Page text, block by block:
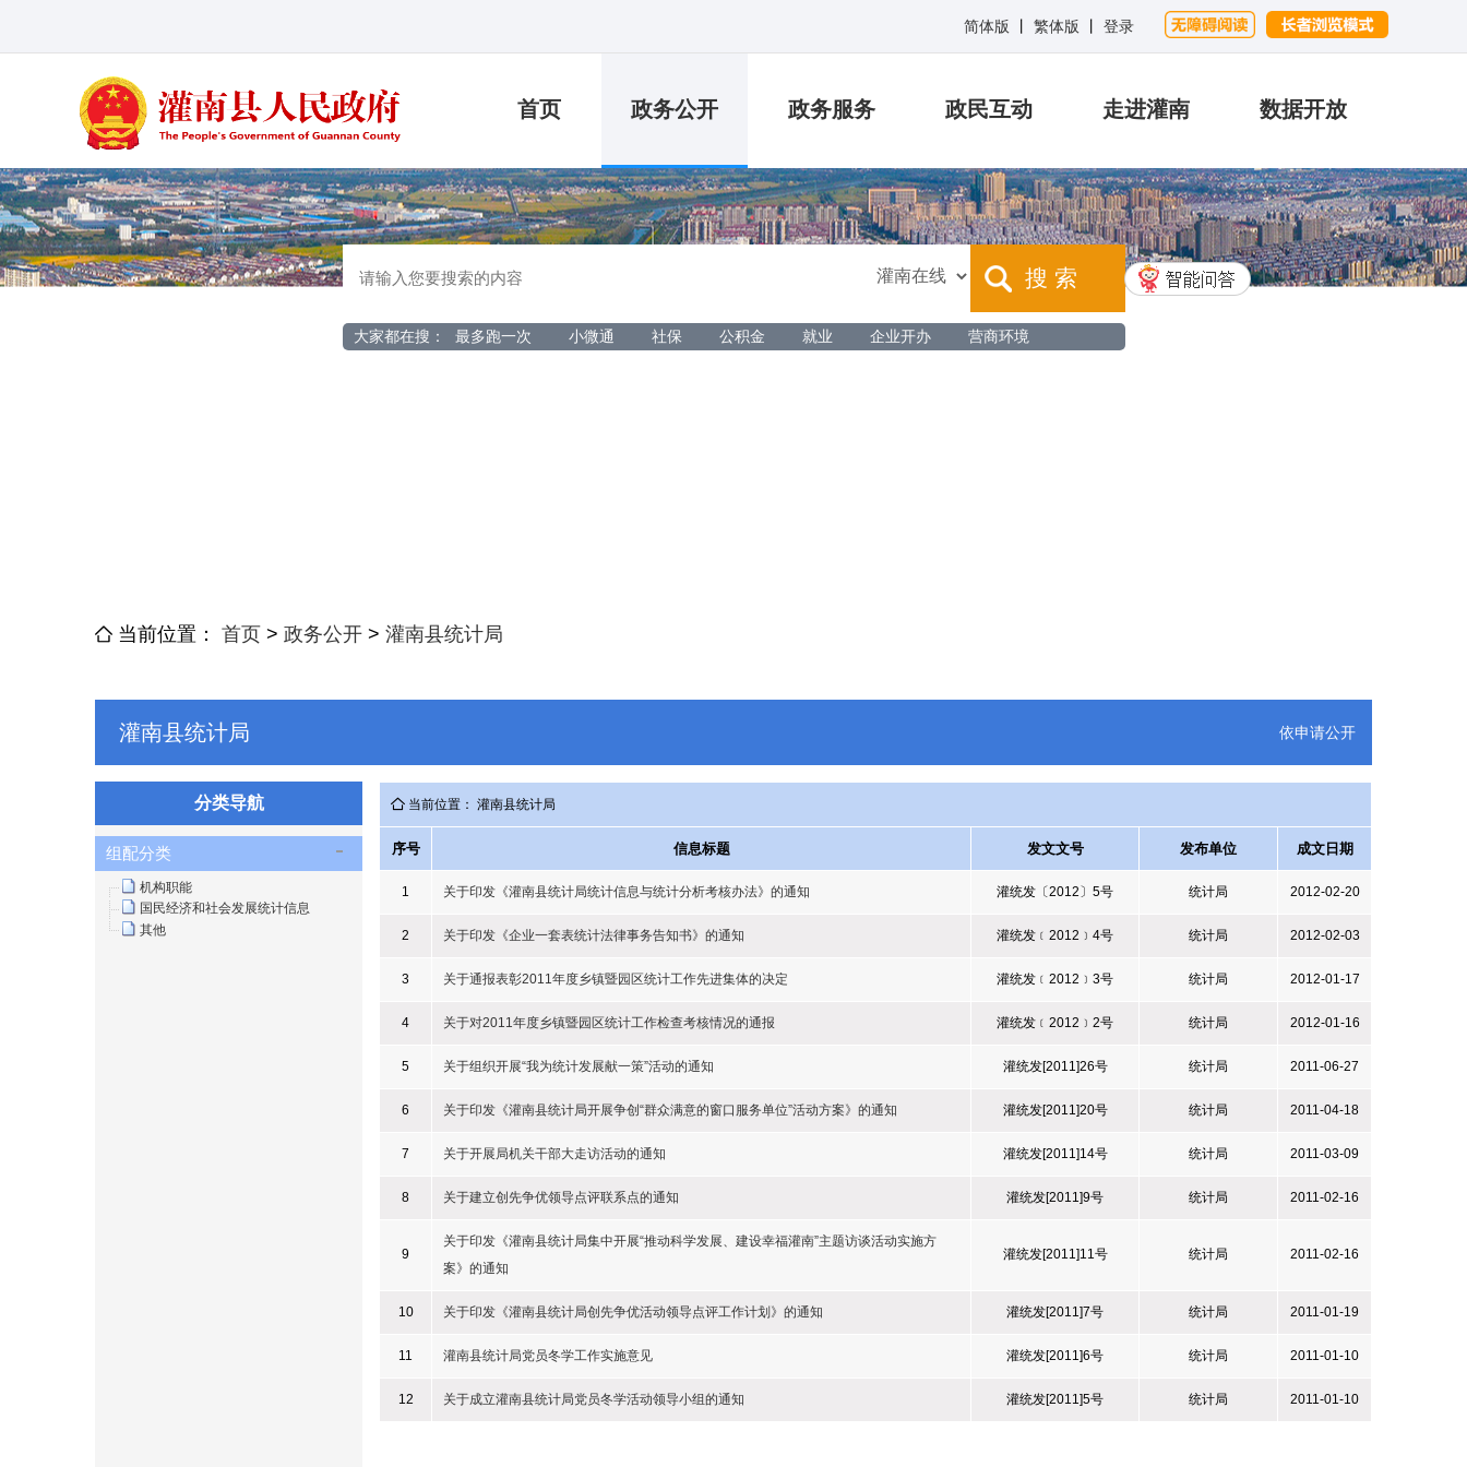
简体版 繁体版 登录
首页 政务公开 政务服务 政民互动 走进灌南 数据开放
搜 索
大家都在搜： 最多跑一次 小微通 社保 公积金 就业 企业开办 营商环境
当前位置： 首页 > 政务公开 > 灌南县统计局
灌南县统计局 依申请公开
分类导航
组配分类
机构职能
国民经济和社会发展统计信息
其他
当前位置： 灌南县统计局
序号 信息标题 发文文号 发布单位 成文日期
1 关于印发《灌南县统计局统计信息与统计分析考核办法》的通知 灌统发〔2012〕5号 统计局 2012-02-20
2 关于印发《企业一套表统计法律事务告知书》的通知 灌统发﹝2012﹞4号 统计局 2012-02-03
3 关于通报表彰2011年度乡镇暨园区统计工作先进集体的决定 灌统发﹝2012﹞3号 统计局 2012-01-17
4 关于对2011年度乡镇暨园区统计工作检查考核情况的通报 灌统发﹝2012﹞2号 统计局 2012-01-16
5 关于组织开展“我为统计发展献一策”活动的通知 灌统发[2011]26号 统计局 2011-06-27
6 关于印发《灌南县统计局开展争创“群众满意的窗口服务单位”活动方案》的通知 灌统发[2011]20号 统计局 2011-04-18
7 关于开展局机关干部大走访活动的通知 灌统发[2011]14号 统计局 2011-03-09
8 关于建立创先争优领导点评联系点的通知 灌统发[2011]9号 统计局 2011-02-16
9
关于印发《灌南县统计局集中开展“推动科学发展、建设幸福灌南”主题访谈活动实施方
案》的通知
灌统发[2011]11号 统计局 2011-02-16
10 关于印发《灌南县统计局创先争优活动领导点评工作计划》的通知 灌统发[2011]7号 统计局 2011-01-19
11 灌南县统计局党员冬学工作实施意见 灌统发[2011]6号 统计局 2011-01-10
12 关于成立灌南县统计局党员冬学活动领导小组的通知 灌统发[2011]5号 统计局 2011-01-10